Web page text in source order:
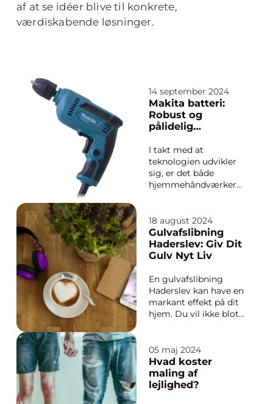
af at se idéer blive til konkrete,
værdiskabende løsninger.
14 september 2024
Makita batteri:
Robust og
pålidelig
dine værktøjer
I takt med at
teknologien udvikler
sig, er det både
hjemmehåndværkere
pålidelige og effektive
løsninger for deres
værktøjsbehov. Et
navn, der ofte dukker
18 august 2024
Gulvafslibning
Haderslev: Giv Dit
Gulv Nyt Liv
En gulvafslibning
Haderslev kan have en
markant effekt på dit
hjem. Du vil ikke blot
også øge din boligs
samlede værdi. I
Haderslev og omegn
findes der et hav af
05 maj 2024
Hvad koster
maling af
lejlighed?